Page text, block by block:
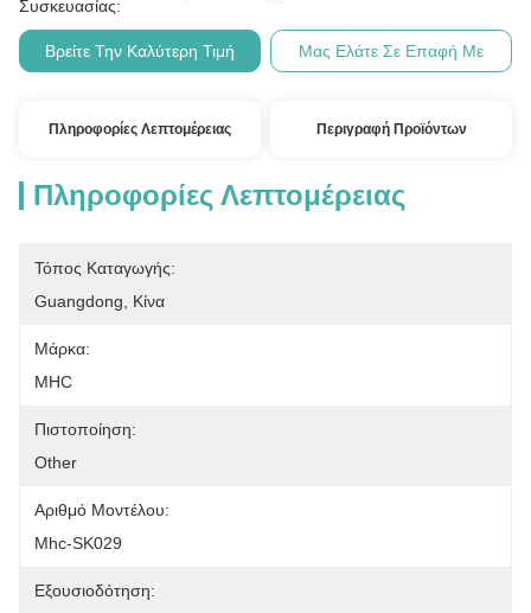
Συσκευασίας:
Βρείτε Την Καλύτερη Τιμή Μας Ελάτε Σε Επαφή Με
Πληροφορίες Λεπτομέρειας Περιγραφή Προϊόντων
Πληροφορίες Λεπτομέρειας
Τόπος Καταγωγής:
Guangdong, Κίνα
Μάρκα:
MHC
Πιστοποίηση:
Other
Αριθμό Μοντέλου:
Mhc-SK029
Εξουσιοδότηση: